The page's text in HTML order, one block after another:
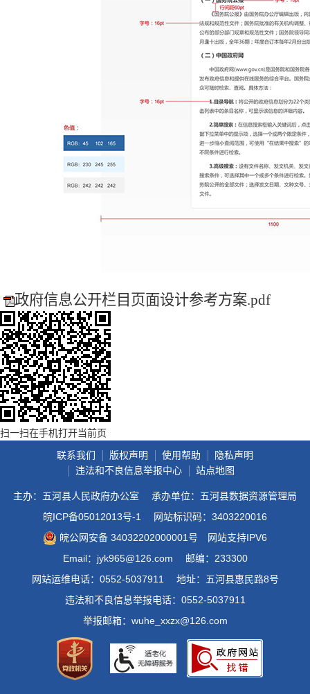
政府信息公开栏目页面设计参考方案.pdf
扫一扫在手机打开当前页
联系我们
版权声明 使用帮助
隐私声明
违法和不良信息举报中心
站点地图
主办：五河县人民政府办公室
承办单位：五河县数据资源管理局
皖ICP备05012013号-1
网站标识码：3403220016
皖公网安备 34032202000001号
网站支持IPV6
Email：jyk965@126.com
邮编：233300
网站运维电话：0552-5037911
地址：五河县惠民路8号
违法和不良信息举报电话：0552-5037911
举报邮箱：wuhe_xxzx@126.com